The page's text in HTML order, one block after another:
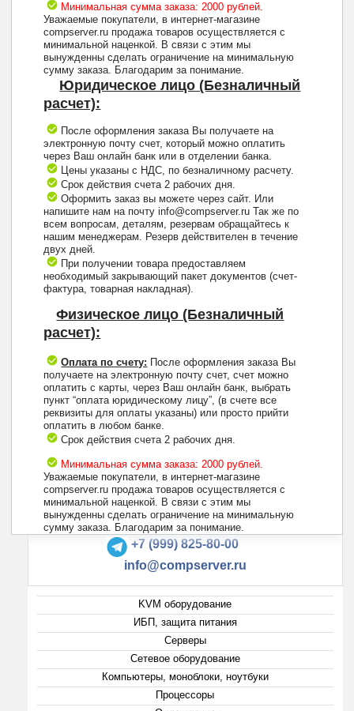
Минимальная сумма заказа: 2000 рублей.
Уважаемые покупатели, в интернет-магазине
compserver.ru продажа товаров осуществляется с
минимальной наценкой. В связи с этим мы
вынужденны сделать ограничение на минимальную
сумму заказа. Благодарим за понимание.
Юридическое лицо (Безналичный
расчет):
После оформления заказа Вы получаете на
электронную почту счет, который можно оплатить
через Ваш онлайн банк или в отделении банка.
Цены указаны с НДС, по безналичному расчету.
Срок действия счета 2 рабочих дня.
Оформить заказ вы можете через сайт. Или
напишите нам на почту info@compserver.ru Так же по
всем вопросам, деталям, резервам обращайтесь к
нашим менеджерам. Резерв действителен в течение
двух дней.
При получении товара предоставляем
необходимый закрывающий пакет документов (счет-
фактура, товарная накладная).
Физическое лицо (Безналичный
расчет):
Оплата по счету: После оформления заказа Вы
получаете на электронную почту счет, счет можно
оплатить с карты, через Ваш онлайн банк, выбрать
пункт “оплата юридическому лицу”, (в счете все
реквизиты для оплаты указаны) или просто прийти
оплатить в любом банке.
Срок действия счета 2 рабочих дня.
Минимальная сумма заказа: 2000 рублей.
Уважаемые покупатели, в интернет-магазине
compserver.ru продажа товаров осуществляется с
минимальной наценкой. В связи с этим мы
вынужденны сделать ограничение на минимальную
сумму заказа. Благодарим за понимание.
+7 (495) 223-13-47
+7 (999) 825-80-00
info@compserver.ru
KVM оборудование
ИБП, защита питания
Серверы
Сетевое оборудование
Компьютеры, моноблоки, ноутбуки
Процессоры